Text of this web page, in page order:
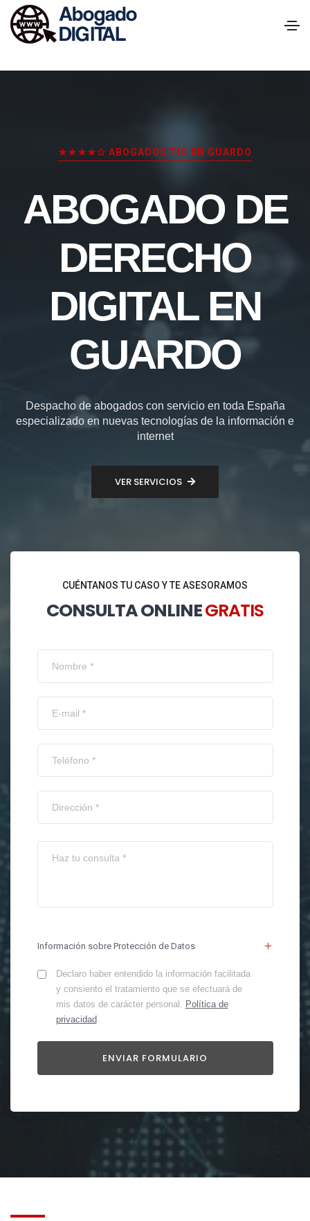
★★★★✩ ABOGADOS TIC EN GUARDO
ABOGADO DE
DERECHO
DIGITAL EN
GUARDO
Despacho de abogados con servicio en toda España
especializado en nuevas tecnologías de la información e
internet
VER SERVICIOS
CUÉNTANOS TU CASO Y TE ASESORAMOS
CONSULTA ONLINEGRATIS
Información sobre Protección de Datos
Declaro haber entendido la información facilitada
y consiento el tratamiento que se efectuará de
mis datos de carácter personal. Política de
privacidad.